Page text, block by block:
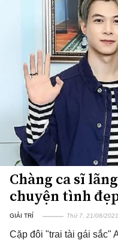
Chàng ca sĩ
chuyện tình
GIẢI TRÍ Thứ 7, 21/08/
Cặp đôi "trai tài gái sắc"